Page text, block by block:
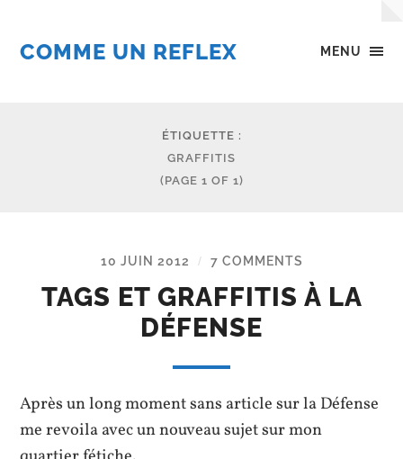
MENU
COMME UN REFLEX
ÉTIQUETTE :
GRAFFITIS
(PAGE 1 OF 1)
10 JUIN 2012 / 7 COMMENTS
TAGS ET GRAFFITIS À LA
DÉFENSE
Après un long moment sans article sur la Défense
me revoila avec un nouveau sujet sur mon